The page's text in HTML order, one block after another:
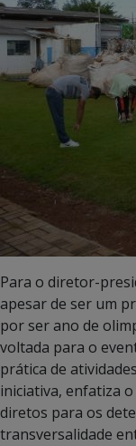
Para o diretor-
apesar de ser um
por ser ano de
voltada para o
prática de
iniciativa, enfatiza
diretos para os
transversalidade